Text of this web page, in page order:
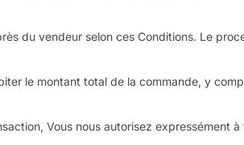
du vendeur selon ces Conditions. Le
le montant total de la commande, y
Vous nous autorisez expressément